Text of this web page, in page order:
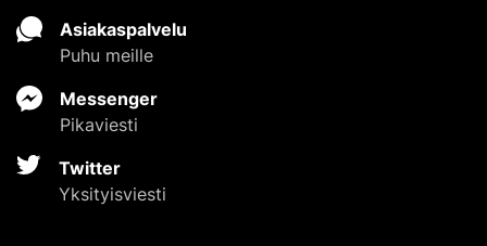
Asiakaspalvelu
Puhu meille
Messenger
Pikaviesti
Twitter
Yksityisviesti